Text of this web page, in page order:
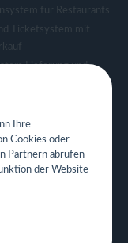
für Restaurants
Ticketsystem mit
Lieferung und
für Restaurant
Ihre
Cookies oder
Partnern abrufen
der Website